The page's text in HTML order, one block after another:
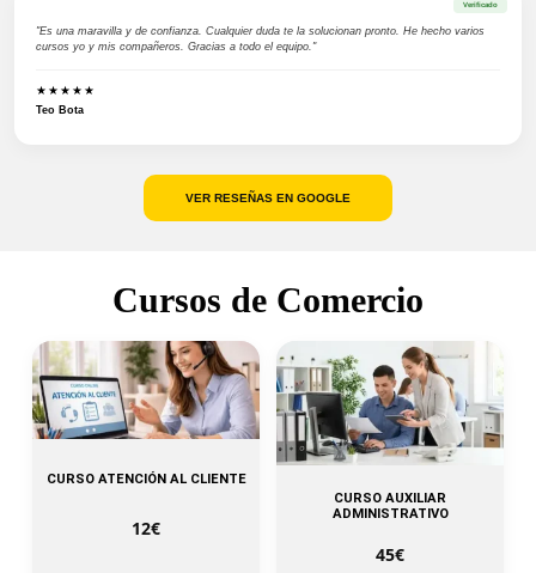
Verificado
"Es una maravilla y de confianza. Cualquier duda te la solucionan pronto. He hecho varios
cursos yo y mis compañeros. Gracias a todo el equipo."
★★★★★
Teo Bota
VER RESEÑAS EN GOOGLE
Cursos de Comercio
CURSO ATENCIÓN AL CLIENTE
12€
CURSO AUXILIAR
ADMINISTRATIVO
45€